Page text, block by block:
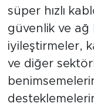
süper hızlı
güvenlik ve ağ
iyileştirmeler,
ve diğer